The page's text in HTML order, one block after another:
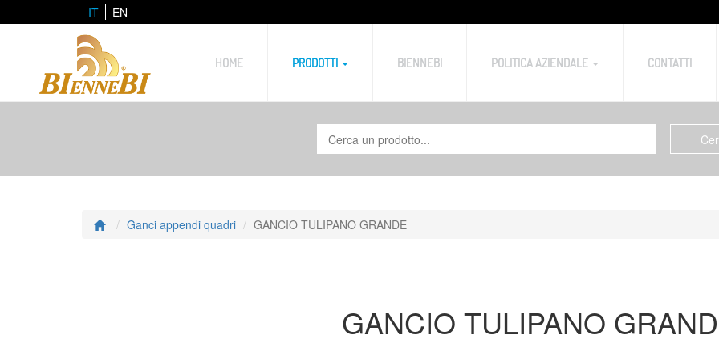
IT EN
HOME PRODOTTI BIENNEBI POLITICA AZIENDALE CONTATTI
Ganci appendi quadri GANCIO TULIPANO GRANDE
GANCIO TULIPANO